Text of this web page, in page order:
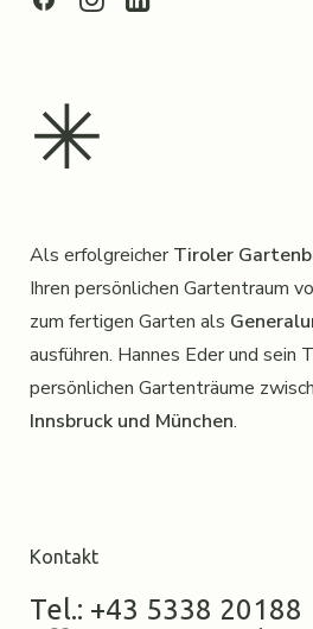
✳︎
Als erfolgreicherTiroler
Ihren persönlichen Gartentraum
zum fertigen Garten als
ausführen. Hannes Eder und sein
persönlichen Gartenträume
Innsbruck und München.
Kontakt
Tel.: +43 5338 20188